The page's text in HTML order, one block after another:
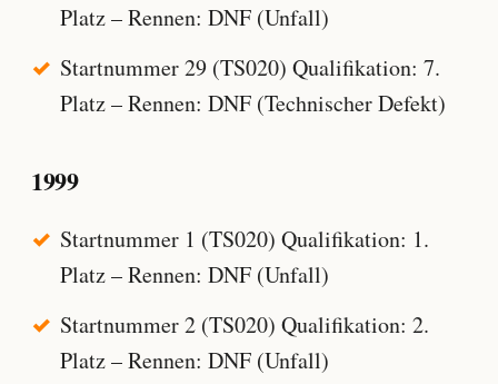
Platz – Rennen: DNF (Unfall)
Startnummer 29 (TS020) Qualifikation: 7.
Platz – Rennen: DNF (Technischer Defekt)
1999
Startnummer 1 (TS020) Qualifikation: 1.
Platz – Rennen: DNF (Unfall)
Startnummer 2 (TS020) Qualifikation: 2.
Platz – Rennen: DNF (Unfall)